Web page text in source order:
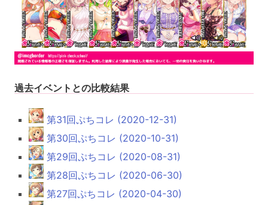
過去イベントとの比較結果
第31回ぷちコレ (2020-12-31)
第30回ぷちコレ (2020-10-31)
第29回ぷちコレ (2020-08-31)
第28回ぷちコレ (2020-06-30)
第27回ぷちコレ (2020-04-30)